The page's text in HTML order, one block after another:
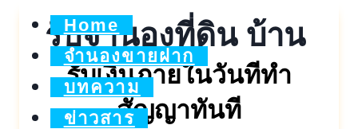
Home
จำนองขายฝาก
บทความ
ข่าวสาร
รับจำนองที่ดิน บ้าน
รับเงินภายในวันทีทำ
สัญญาทันที